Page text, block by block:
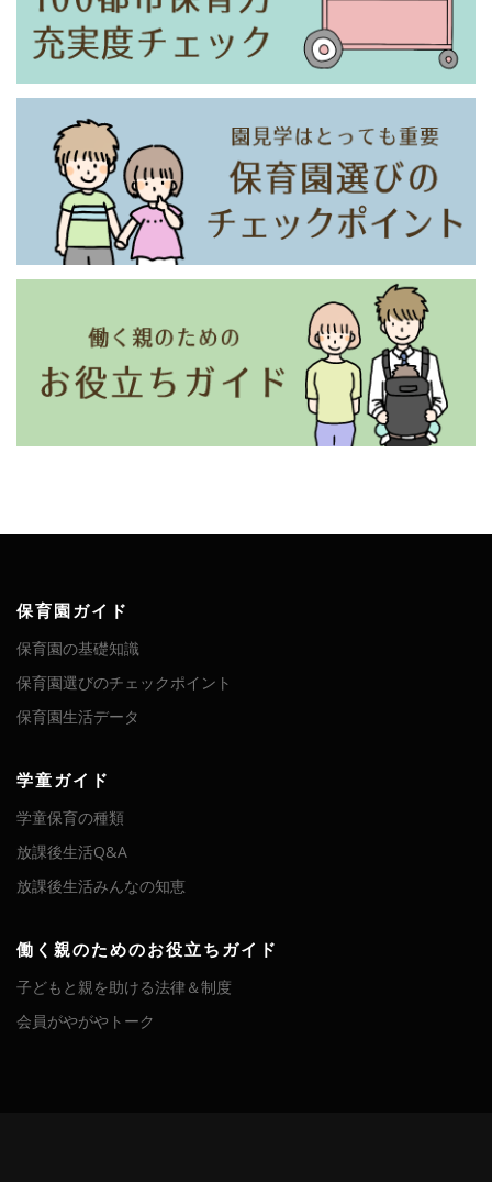
保育園ガイド
保育園の基礎知識
保育園選びのチェックポイント
保育園生活データ
学童ガイド
学童保育の種類
放課後生活Q&A
放課後生活みんなの知恵
働く親のためのお役立ちガイド
子どもと親を助ける法律＆制度
会員がやがやトーク